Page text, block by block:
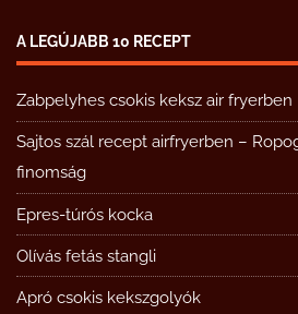
A LEGÚJABB 10 RECEPT
Zabpelyhes csokis keksz air fryerben
Sajtos szál recept airfryerben –
finomság
Epres-túrós kocka
Olívás fetás stangli
Apró csokis kekszgolyók